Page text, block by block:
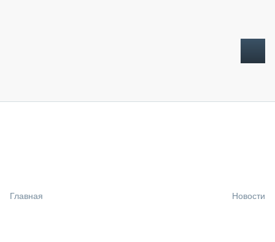
Главная Новости